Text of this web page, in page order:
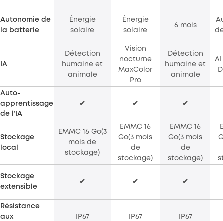
Autonomie de
la batterie
Énergie
solaire
Énergie
solaire
6 mois
IA
Détection
humaine et
animale
Vision
nocturne
MaxColor
Pro
Détection
humaine et
animale
AI
Auto-
apprentissage
de l’IA
✔ ✔ ✔
Stockage
local
EMMC 16 Go(3
mois de
stockage)
EMMC 16
Go(3 mois
de
stockage)
EMMC 16
Go(3 mois
de
stockage)
Stockage
extensible
✔ ✔ ✔
Résistance
aux
IP67 IP67 IP67